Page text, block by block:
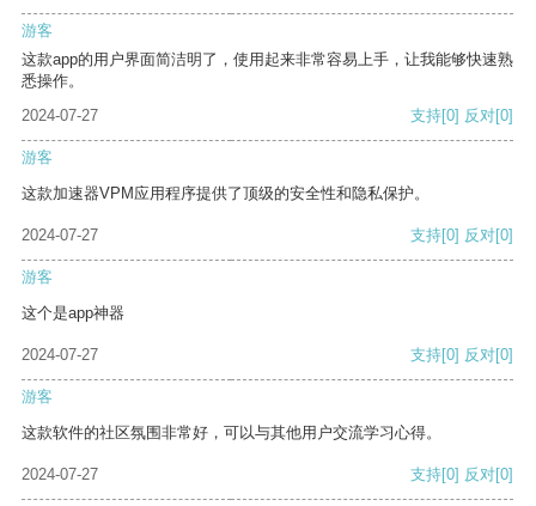
游客
这款app的用户界面简洁明了，使用起来非常容易上手，让我能够快速熟
悉操作。
2024-07-27
支持[0] 反对[0]
游客
这款加速器VPM应用程序提供了顶级的安全性和隐私保护。
2024-07-27 支持[0] 反对[0]
游客
这个是app神器
2024-07-27 支持[0] 反对[0]
游客
这款软件的社区氛围非常好，可以与其他用户交流学习心得。
2024-07-27 支持[0] 反对[0]